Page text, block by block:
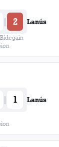
| 2 Lanús
| 1 Lanús